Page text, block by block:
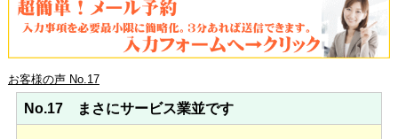
お客様の声 No.17
No.17 まさにサービス業並です